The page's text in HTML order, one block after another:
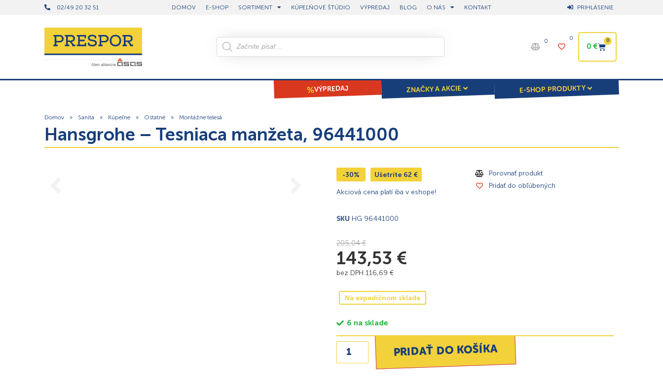
02/49 20 32 51 DOMOV E-SHOP SORTIMENT KÚPEĽŇOVÉ ŠTÚDIO VÝPREDAJ BLOG O NÁS KONTAKT PRIHLÁSENIE
0 0
0€
0
VÝPREDAJ ZNAČKY A AKCIE E-SHOP PRODUKTY
Domov » Sanita » Kúpeľne » Ostatné » Montážne telesá
Hansgrohe – Tesniaca manžeta, 96441000
-30% Ušetríte 62 €
Akciová cena platí iba v eshope!
SKU HG 96441000
Porovnať produkt
Pridať do obľúbených
205,04€
143,53 €
bez DPH 116,69 €
Na expedičnom sklade
6 na sklade
PRIDAŤ DO KOŠÍKA